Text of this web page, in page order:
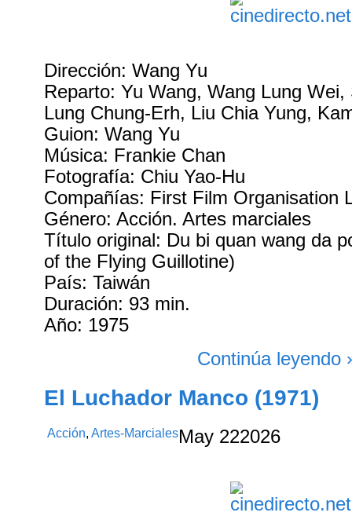
Dirección: Wang Yu
Reparto: Yu Wang, Wang Lung
Lung Chung-Erh, Liu Chia Yung,
Guion: Wang Yu
Música: Frankie Chan
Fotografía: Chiu Yao-Hu
Compañías: First Film Organisation
Género: Acción. Artes marciales
Título original: Du bi quan wang da
of the Flying Guillotine)
País: Taiwán
Duración: 93 min.
Año: 1975
Continúa leyendo
El Luchador Manco (1971)
Acción,Artes-Marciales May 222026